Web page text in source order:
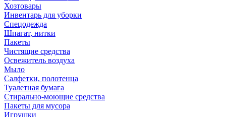
Хозтовары
Инвентарь для уборки
Спецодежда
Шпагат, нитки
Пакеты
Чистящие средства
Освежитель воздуха
Мыло
Салфетки, полотенца
Туалетная бумага
Стирально-моющие средства
Пакеты для мусора
Игрушки